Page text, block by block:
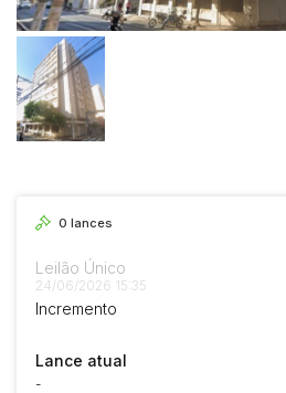
0 lances
Leilão Único
24/06/2026 15:35
Incremento
Lance atual
-